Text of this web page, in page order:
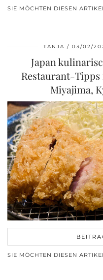
SIE MÖCHTEN DIESEN
TANJA 03/02/
Japan
Restaurant-
Miyajima,
SIE MÖCHTEN DIESEN